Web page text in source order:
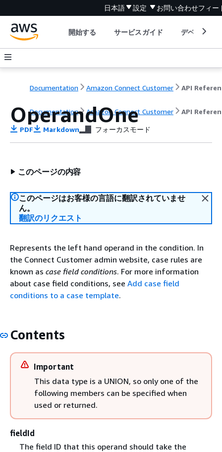
日本語 設定 お問い合わせフィー
開始する サービスガイド デベロッパ
Documentation Amazon Connect Customer API
Documentation Amazon Connect Customer API
OperandOne
PDF Markdown フォーカスモード
このページの内容
このページはお客様の言語に翻訳されていませ
ん。
翻訳のリクエスト
Represents the left hand operand in the condition. In
the Connect Customer admin website, case rules are
known as case field conditions. For more information
about case field conditions, see Add case field
conditions to a case template.
Contents
Important
This data type is a UNION, so only one of the
following members can be specified when
used or returned.
fieldId
The field ID that this operand should take the